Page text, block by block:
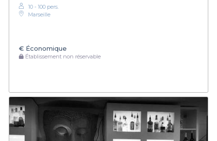
10 - 100 pers.
Marseille
€ Économique
Établissement non réservable